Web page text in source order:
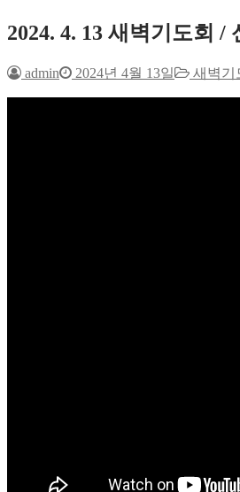
2024. 4. 13 새벽기도회 /
admin 2024년 4월 13일 새벽기